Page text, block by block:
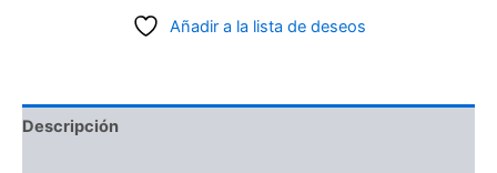
Añadir a la lista de deseos
Descripción